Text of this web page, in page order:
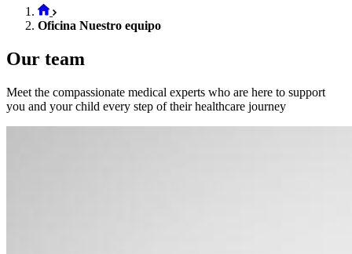
Oficina Nuestro equipo
Our team
Meet the compassionate medical experts who are here to support
you and your child every step of their healthcare journey